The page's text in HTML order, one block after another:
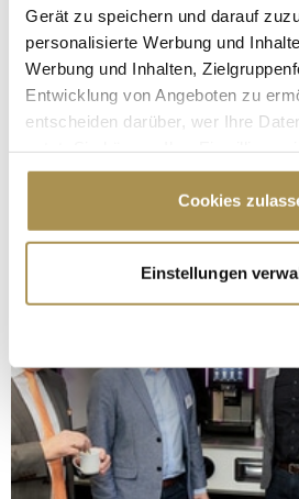
Gerät zu speichern und darauf
personalisierte Werbung und
Werbung und Inhalten,
Entwicklung von Angeboten zu
entscheiden darüber, wer Ihre
Cookie-Erklärung oder durch
Trigger Symbol ändern oder
Informationen über Ihre
erfassen, welche bis auf
bestimmten Merkmalen
Erfahren Sie mehr darüber, wie
verarbeitet werden, und legen Sie
Abschnitt Einzelheitenfest.
Cookies
Einstellungen